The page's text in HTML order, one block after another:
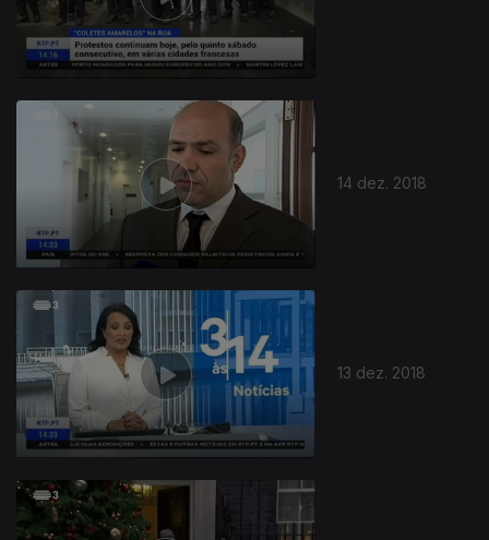
14 dez. 2018
13 dez. 2018